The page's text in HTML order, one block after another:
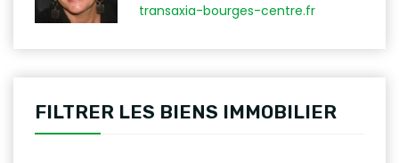
transaxia-bourges-centre.fr
FILTRER LES BIENS IMMOBILIER